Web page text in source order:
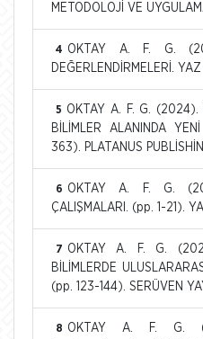
METODOLOJİ VE
4 OKTAY A. F. G.
DEĞERLENDİRMELERİ. YAZ
5 OKTAY A. F. G. (2024).
BİLİMLER ALANINDA
363). PLATANUS
6 OKTAY A. F. G.
ÇALIŞMALARI. (pp. 1-21).
7 OKTAY A. F. G.
BİLİMLERDE
(pp. 123-144). SERÜVEN
8 OKTAY A. F. G.